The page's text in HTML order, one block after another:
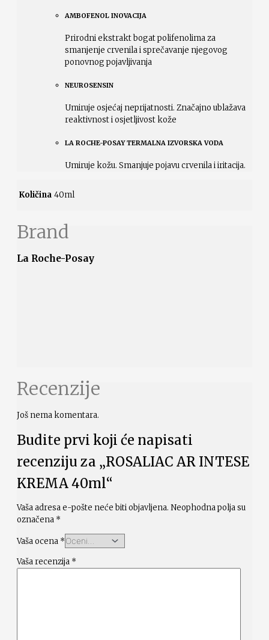
AMBOFENOL INOVACIJA
Prirodni ekstrakt bogat polifenolima za
smanjenje crvenila i sprečavanje njegovog
ponovnog pojavljivanja
NEUROSENSIN
Umiruje osjećaj neprijatnosti. Značajno ublažava
reaktivnost i osjetljivost kože
LA ROCHE-POSAY TERMALNA IZVORSKA VODA
Umiruje kožu. Smanjuje pojavu crvenila i iritacija.
Količina 40ml
Brand
La Roche-Posay
Recenzije
Još nema komentara.
Budite prvi koji će napisati
recenziju za „ROSALIAC AR INTESE
KREMA 40ml“
Vaša adresa e-pošte neće biti objavljena. Neophodna polja su
označena *
Vaša ocena *
Vaša recenzija *